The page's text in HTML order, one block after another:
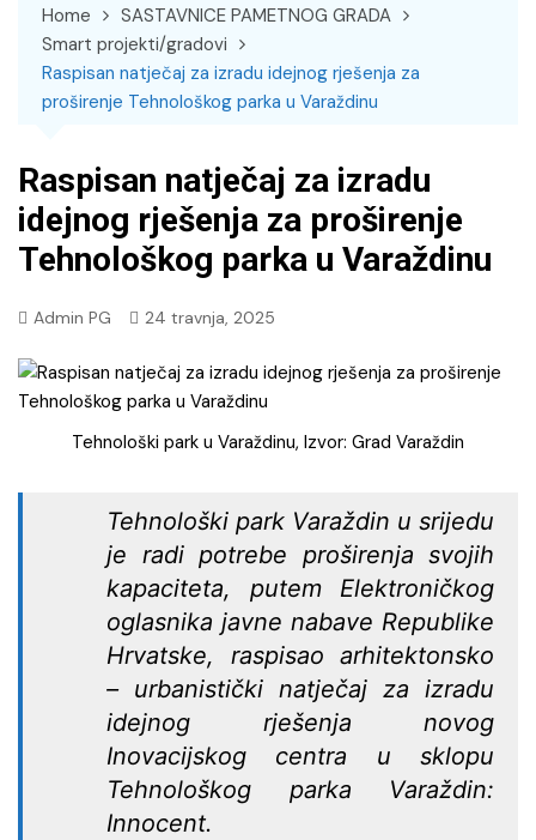
Home
SASTAVNICE PAMETNOG GRADA
Smart projekti/gradovi
Raspisan natječaj za izradu idejnog rješenja za
proširenje Tehnološkog parka u Varaždinu
Raspisan natječaj za izradu
idejnog rješenja za proširenje
Tehnološkog parka u Varaždinu
Admin PG 24 travnja, 2025
Tehnološki park u Varaždinu, Izvor: Grad Varaždin
Tehnološki park Varaždin u srijedu
je radi potrebe proširenja svojih
kapaciteta, putem Elektroničkog
oglasnika javne nabave Republike
Hrvatske, raspisao arhitektonsko
– urbanistički natječaj za izradu
idejnog rješenja novog
Inovacijskog centra u sklopu
Tehnološkog parka Varaždin:
Innocent.